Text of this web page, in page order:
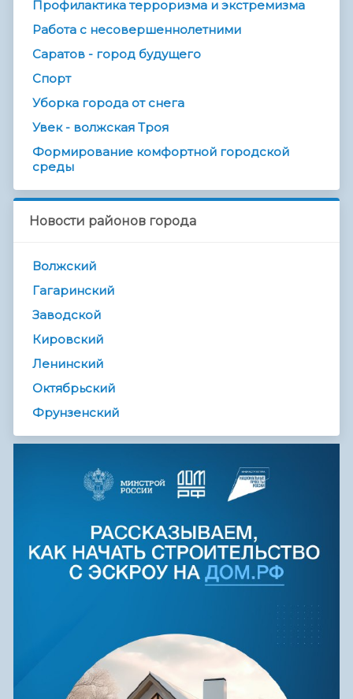
Профилактика терроризма и экстремизма
Работа с несовершеннолетними
Саратов - город будущего
Спорт
Уборка города от снега
Увек - волжская Троя
Формирование комфортной городской
среды
Новости районов города
Волжский
Гагаринский
Заводской
Кировский
Ленинский
Октябрьский
Фрунзенский